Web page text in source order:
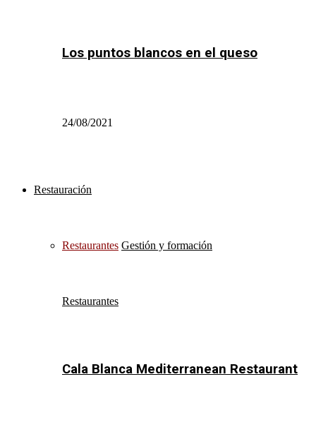
Los puntos blancos en el queso
24/08/2021
Restauración
Restaurantes Gestión y formación
Restaurantes
Cala Blanca Mediterranean Restaurant